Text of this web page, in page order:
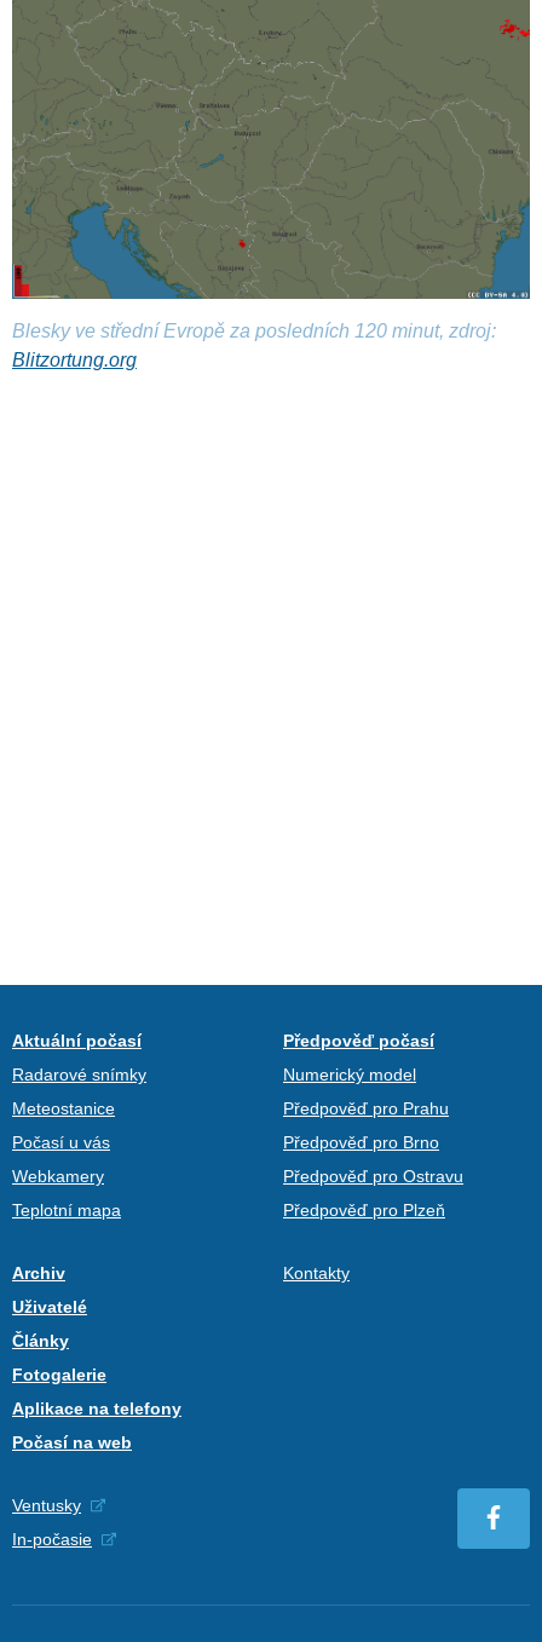
Blesky ve střední Evropě za posledních 120 minut, zdroj:
Blitzortung.org
Aktuální počasí
Radarové snímky
Meteostanice
Počasí u vás
Webkamery
Teplotní mapa
Předpověď počasí
Numerický model
Předpověď pro Prahu
Předpověď pro Brno
Předpověď pro Ostravu
Předpověď pro Plzeň
Archiv
Uživatelé
Články
Fotogalerie
Aplikace na telefony
Počasí na web
Kontakty
Ventusky
In-počasie